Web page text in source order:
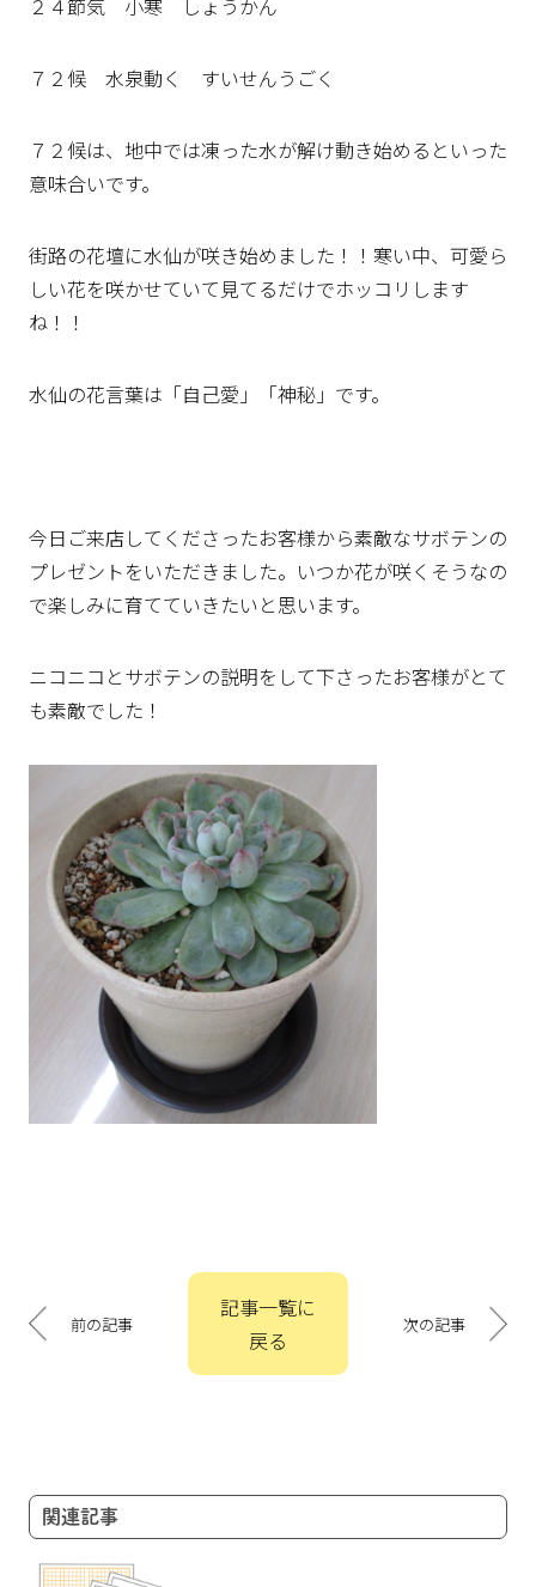
２４節気 小寒 しょうかん
７２候 水泉動く すいせんうごく
７２候は、地中では凍った水が解け動き始めるといった
意味合いです。
街路の花壇に水仙が咲き始めました！！寒い中、可愛ら
しい花を咲かせていて見てるだけでホッコリします
ね！！
水仙の花言葉は「自己愛」「神秘」です。
今日ご来店してくださったお客様から素敵なサボテンの
プレゼントをいただきました。いつか花が咲くそうなの
で楽しみに育てていきたいと思います。
ニコニコとサボテンの説明をして下さったお客様がとて
も素敵でした！
稿
ナ
ョ
ン
前の記事
記事一覧に
戻る
次の記事
関連記事